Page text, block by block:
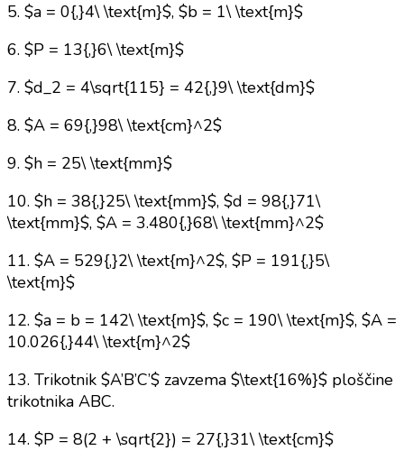
5. $a = 0{,}4\ \text{m}$, $b = 1\ \text{m}$
6. $P = 13{,}6\ \text{m}$
7. $d_2 = 4\sqrt{115} = 42{,}9\ \text{dm}$
8. $A = 69{,}98\ \text{cm}^2$
9. $h = 25\ \text{mm}$
10. $h = 38{,}25\ \text{mm}$, $d = 98{,}71\
\text{mm}$, $A = 3.480{,}68\ \text{mm}^2$
11. $A = 529{,}2\ \text{m}^2$, $P = 191{,}5\
\text{m}$
12. $a = b = 142\ \text{m}$, $c = 190\ \text{m}$, $A =
10.026{,}44\ \text{m}^2$
13. Trikotnik $A’B’C’$ zavzema $\text{16%}$ ploščine
trikotnika ABC.
14. $P = 8(2 + \sqrt{2}) = 27{,}31\ \text{cm}$